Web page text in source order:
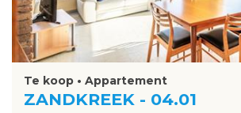
Te koop • Appartement
ZANDKREEK - 04.01